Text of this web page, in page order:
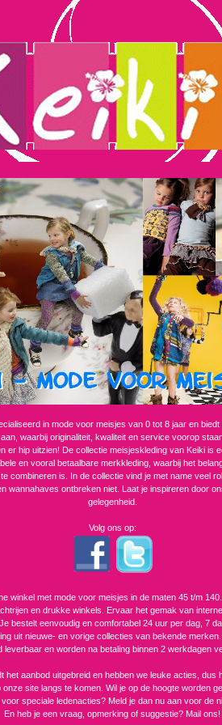
in mode voor meisjes van 0 tot 8 jaar en
waarbij originaliteit, kwaliteit en service voorop
er hip uitzien! De collectie meisjeskleding van Keiki is
en vooral betaalbare merkkleding, waarbij het
combineren is. In de collectie vind je met name veel
wannahaves ontbreken niet. Laat je inspireren door
gelegenheid.
Volg ons op:
winkel met mode voor meisjes in de maten 45 t/m
en drukke winkels. Ervaar het gemak van
bestelt eenvoudig en comfortabel 24 uur per dag, 7
uit nieuwe- en vorige collecties van bekende merken.
leverbaar en worden na betaling binnen 2 werkdagen
het aanbod uitgebreid en hebben we leuke acties, dus
site langs te komen. Wil je op de hoogte worden
speciale ledenacties? Meld je dan nu aan voor de
En heb je een vraag, opmerking of suggestie? Mail ons!